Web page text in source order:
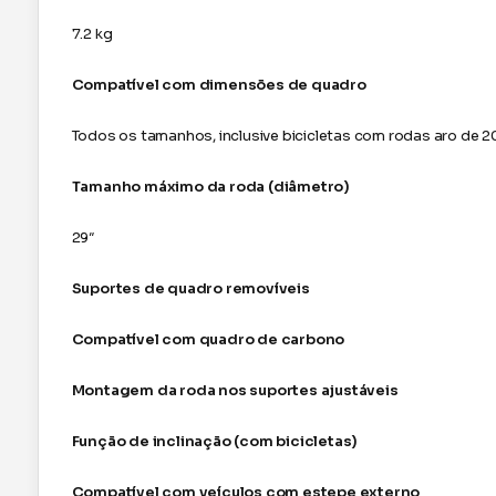
7.2 kg
Compatível com dimensões de quadro
Todos os tamanhos, inclusive bicicletas com rodas aro de
Tamanho máximo da roda (diâmetro)
29″
Suportes de quadro removíveis
Compatível com quadro de carbono
Montagem da roda nos suportes ajustáveis
Função de inclinação (com bicicletas)
Compatível com veículos com estepe externo